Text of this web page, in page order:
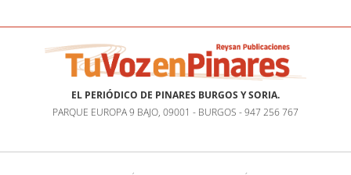
EL PERIÓDICO DE PINARES BURGOS Y SORIA.
PARQUE EUROPA 9 BAJO, 09001 - BURGOS - 947 256 767